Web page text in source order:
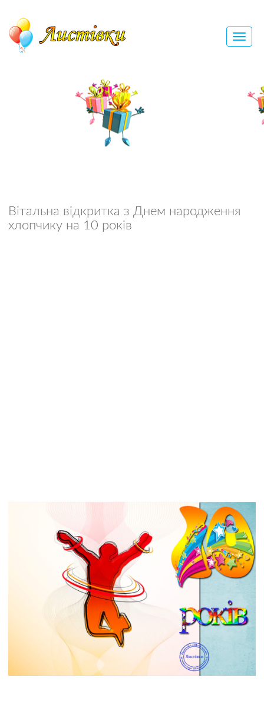
Вітальна відкритка з Днем народження
хлопчику на 10 років